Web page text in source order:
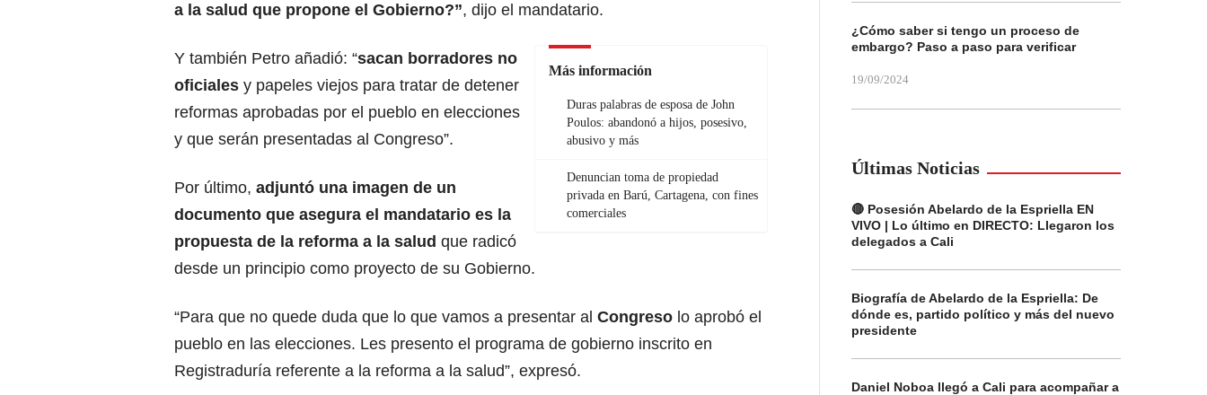
a la salud que propone el Gobierno?”, dijo el mandatario.
Más información
Duras palabras de esposa de John
Poulos: abandonó a hijos, posesivo,
abusivo y más
Denuncian toma de propiedad
privada en Barú, Cartagena, con fines
comerciales
Y también Petro añadió: “sacan borradores no
oficiales y papeles viejos para tratar de detener
reformas aprobadas por el pueblo en elecciones
y que serán presentadas al Congreso”.
Por último, adjuntó una imagen de un
documento que asegura el mandatario es la
propuesta de la reforma a la salud que radicó
desde un principio como proyecto de su Gobierno.
“Para que no quede duda que lo que vamos a presentar al Congreso lo aprobó el
pueblo en las elecciones. Les presento el programa de gobierno inscrito en
Registraduría referente a la reforma a la salud”, expresó.
¿Cómo saber si tengo un proceso de
embargo? Paso a paso para verificar
19/09/2024
Últimas Noticias
🔴 Posesión Abelardo de la Espriella EN
VIVO | Lo último en DIRECTO: Llegaron los
delegados a Cali
Biografía de Abelardo de la Espriella: De
dónde es, partido político y más del nuevo
presidente
Daniel Noboa llegó a Cali para acompañar a